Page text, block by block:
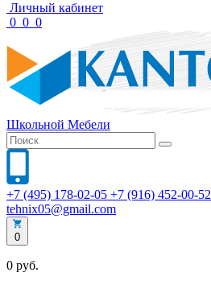
Личный кабинет
0 0 0
Школьной Мебели
+7 (495) 178-02-05 +7 (916) 452-00-52
tehnix05@gmail.com
0
0 руб.